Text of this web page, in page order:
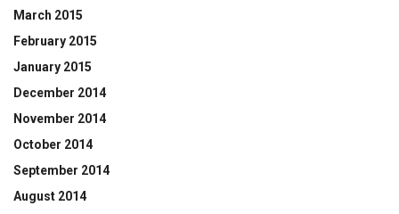
March 2015
February 2015
January 2015
December 2014
November 2014
October 2014
September 2014
August 2014